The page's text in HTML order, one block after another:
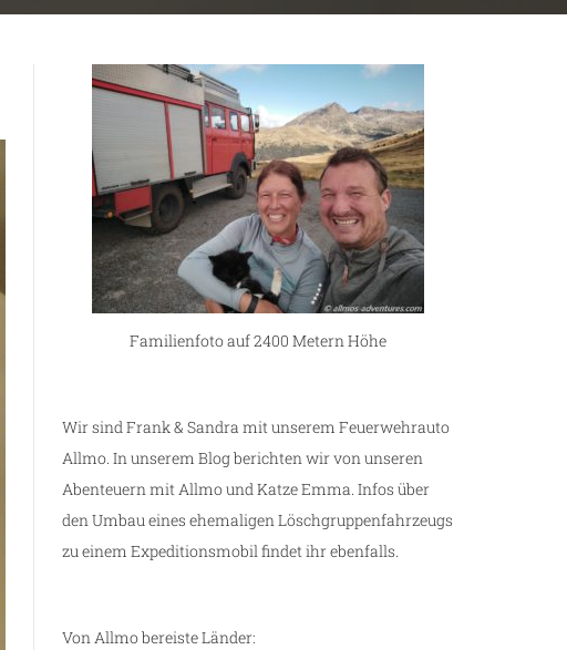
Familienfoto auf 2400 Metern Höhe
Wir sind Frank & Sandra mit unserem Feuerwehrauto
Allmo. In unserem Blog berichten wir von unseren
Abenteuern mit Allmo und Katze Emma. Infos über
den Umbau eines ehemaligen Löschgruppenfahrzeugs
zu einem Expeditionsmobil findet ihr ebenfalls.
Von Allmo bereiste Länder: